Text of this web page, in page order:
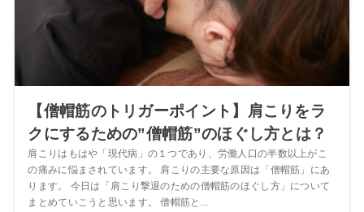
【僧帽筋のトリガーポイント】肩こりをラ
クにするための”僧帽筋”のほぐし方とは？
肩こりはもはや「現代病」の１つであり、労働人口の半数以上がこ
の痛みに悩まされています。 肩こりの主要な原因は「僧帽筋」にあ
ります。 今日は「肩こり撃退のための僧帽筋のほぐし方」について
まとめていこうと思います。 僧帽筋と...